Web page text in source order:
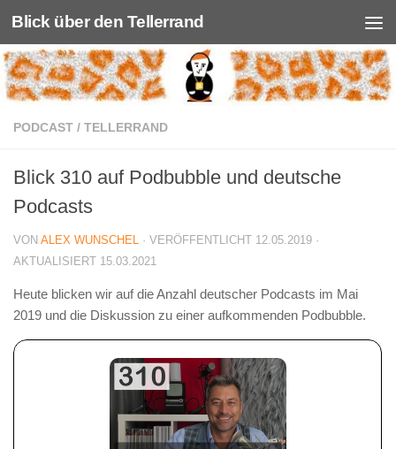
Unter dem Inhalt
Blick über den Tellerrand
PODCAST / TELLERRAND
Blick 310 auf Podbubble und deutsche
Podcasts
VON ALEX WUNSCHEL · VERÖFFENTLICHT 12.05.2019 ·
AKTUALISIERT 15.03.2021
Heute blicken wir auf die Anzahl deutscher Podcasts im Mai
2019 und die Diskussion zu einer aufkommenden Podbubble.